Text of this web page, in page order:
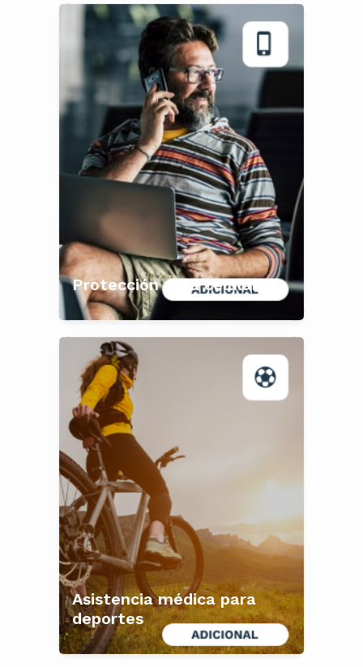
Protección para celulares
Asistencia médica para
deportes